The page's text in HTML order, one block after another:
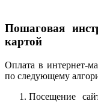
Пошаговая
картой
Оплата в интернет-
по следующему
Посещение